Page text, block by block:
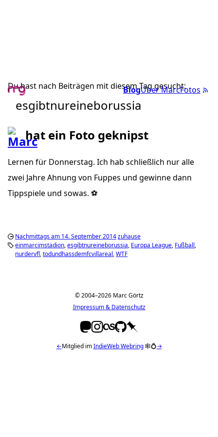
BlogÜber MarcFotos
Du hast nach Beiträgen mit diesem Tag gesucht:
esgibtnureineborussia
hat ein Foto geknipst
Lernen für Donnerstag. Ich hab schließlich nur alle
zwei Jahre Ahnung von Fuppes und gewinne dann
Tippspiele und sowas. ⚽️
Nachmittags am 14. September 2014zuhause
einmarcimstadion esgibtnureineborussia Europa League Fußball
nurdervfl todundhassdemfcvillareal WTF
© 2004–2026 Marc Görtz
Impressum & Datenschutz
←Mitglied imIndieWeb Webring🕸💍→